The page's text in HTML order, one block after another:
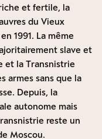
et fertile, la
du Vieux
1991. La même
slave et
et la Transnistrie
armes sans que la
Depuis, la
autonome mais
reste un
Moscou.